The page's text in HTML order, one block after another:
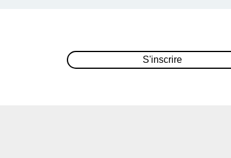
S'inscrire